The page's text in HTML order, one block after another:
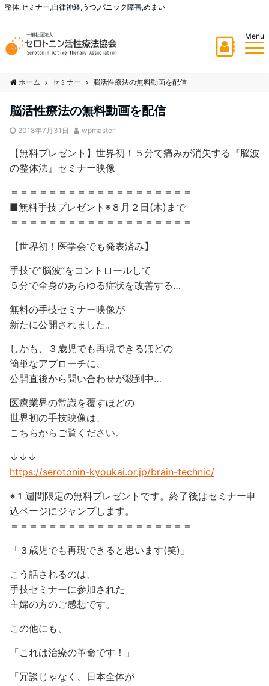
整体,セミナー,自律神経,うつ,パニック障害,めまい
Menu
ホーム セミナー 脳活性療法の無料動画を配信
脳活性療法の無料動画を配信
2018年7月31日 wpmaster
【無料プレゼント】世界初！５分で痛みが消失する『脳波
の整体法』セミナー映像
＝＝＝＝＝＝＝＝＝＝＝＝＝＝＝＝＝＝＝
■無料手技プレゼント※８月２日(木)まで
＝＝＝＝＝＝＝＝＝＝＝＝＝＝＝＝＝＝＝
【世界初！医学会でも発表済み】
手技で”脳波”をコントロールして
５分で全身のあらゆる症状を改善する…
無料の手技セミナー映像が
新たに公開されました。
しかも、３歳児でも再現できるほどの
簡単なアプローチに、
公開直後から問い合わせが殺到中…
医療業界の常識を覆すほどの
世界初の手技映像は、
こちらからご覧ください。
↓↓↓
https://serotonin-kyoukai.or.jp/brain-technic/
※１週間限定の無料プレゼントです。終了後はセミナー申
込ページにジャンプします。
＝＝＝＝＝＝＝＝＝＝＝＝＝＝＝＝＝＝＝
「３歳児でも再現できると思います(笑)」
こう話されるのは、
手技セミナーに参加された
主婦の方のご感想です。
この他にも、
「これは治療の革命です！」
「冗談じゃなく、日本全体が